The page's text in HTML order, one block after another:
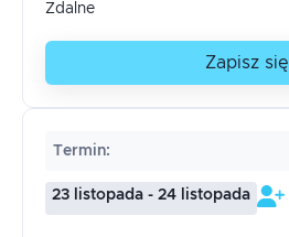
Zdalne
Zapisz się
Termin:
23 listopada - 24 listopada